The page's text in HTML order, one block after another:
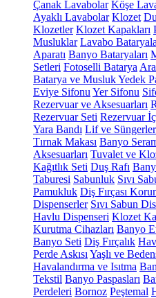
Çanak Lavabolar Köşe
Ayaklı Lavabolar Klozet
Klozetler Klozet Kapakları
Musluklar Lavabo
Aparatı Banyo Bataryaları
Setleri Fotoselli Batarya
Batarya ve Musluk Yedek
Eviye Sifonu Yer Sifonu
Rezervuar ve Aksesuarları
Rezervuar Seti Rezervuar İç
Yara Bandı Lif ve Süngerler
Tırnak Makası Banyo
Aksesuarları Tuvalet ve
Kağıtlık Seti Duş Rafı
Taburesi Sabunluk Sıvı
Pamukluk Diş Fırçası
Dispenserler Sıvı Sabun
Havlu Dispenseri Klozet
Kurutma Cihazları Banyo
Banyo Seti Diş Fırçalık
Perde Askısı Yaşlı ve
Havalandırma ve Isıtma
Tekstil Banyo Paspasları
Perdeleri Bornoz Peştemal